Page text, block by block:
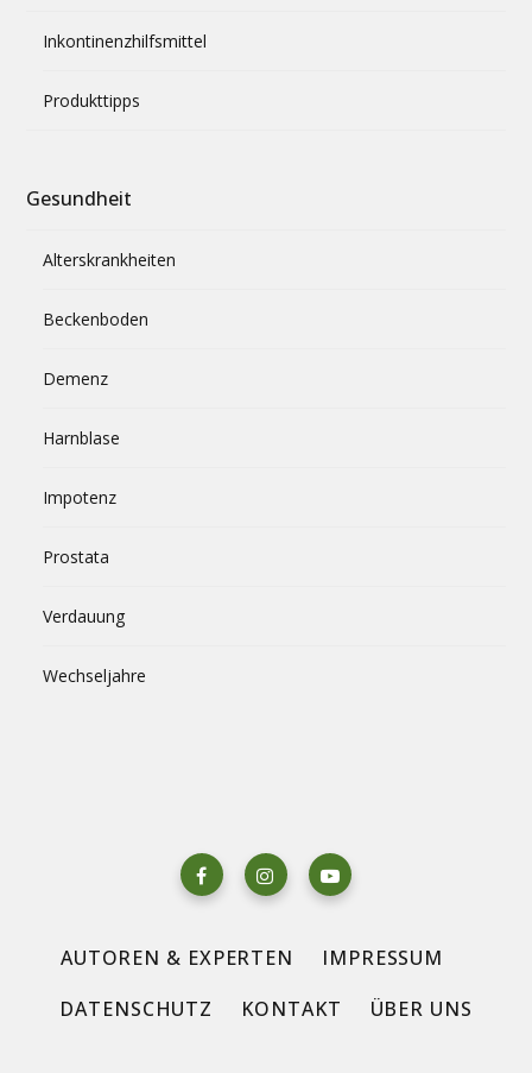
Inkontinenzhilfsmittel
Produkttipps
Gesundheit
Alterskrankheiten
Beckenboden
Demenz
Harnblase
Impotenz
Prostata
Verdauung
Wechseljahre
AUTOREN & EXPERTEN
IMPRESSUM
DATENSCHUTZ
KONTAKT ÜBER UNS